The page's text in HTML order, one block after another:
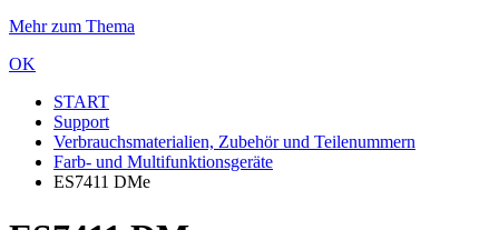
Mehr zum Thema
OK
START
Support
Verbrauchsmaterialien, Zubehör und Teilenummern
Farb- und Multifunktionsgeräte
ES7411 DMe